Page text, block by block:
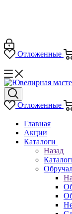
Отложенные
Отложенные
Главная
Акции
Каталоги
Назад